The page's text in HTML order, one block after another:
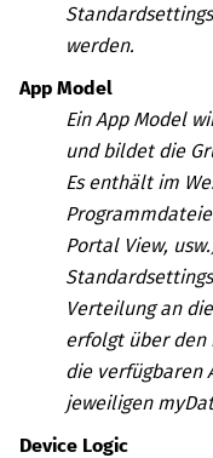
werden.
App Model
Ein App Model
und bildet die
Es enthält im
Portal View,
Verteilung an
erfolgt über den
die verfügbaren
jeweiligen
Device Logic